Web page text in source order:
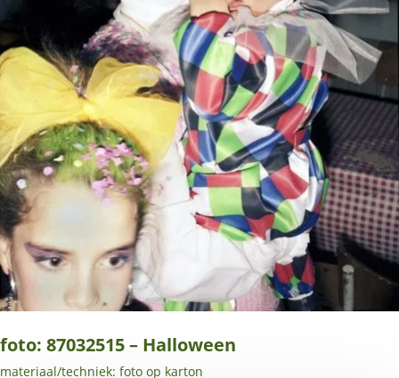
foto: 87032515 – Halloween
materiaal/techniek: foto op karton